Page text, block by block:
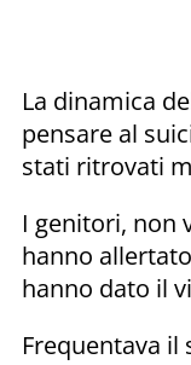
La dinamica
pensare al
stati ritrovati
I genitori, non
hanno
hanno dato il
Frequentava il